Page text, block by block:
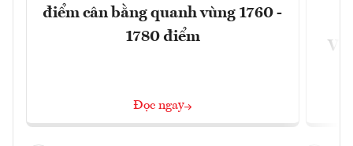
điểm cân bằng quanh vùng 1760 -
1780 điểm
Đọc ngay